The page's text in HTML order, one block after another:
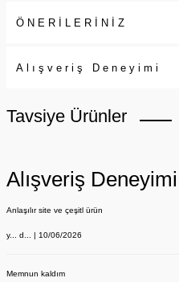
ÖNERİLERİNİZ
Alışveriş Deneyimi
Tavsiye Ürünler
Alışveriş Deneyimi
Anlaşılır site ve çeşitl ürün
y... d... | 10/06/2026
Memnun kaldım